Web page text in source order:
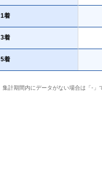
1着
3着
5着
集計期間内にデータがない場合は「-」